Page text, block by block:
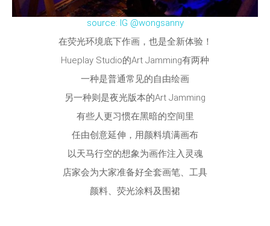
source: IG @wongsanny
在荧光环境底下作画，也是全新体验！
Hueplay Studio的Art Jamming有两种
一种是普通常见的自由绘画
另一种则是夜光版本的Art Jamming
有些人更习惯在黑暗的空间里
任由创意延伸，用颜料填满画布
以天马行空的想象为画作注入灵魂
店家会为大家准备好全套画笔、工具
颜料、荧光涂料及围裙